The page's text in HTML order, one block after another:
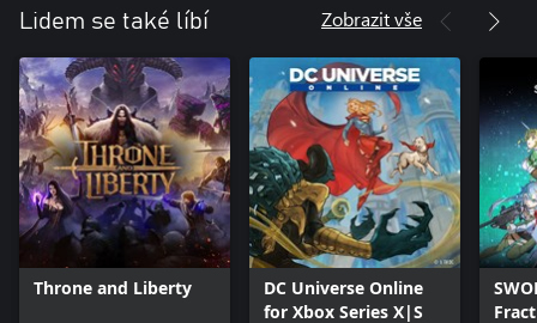
Lidem se také líbí Zobrazit vše
Throne and Liberty
DC Universe Online
for Xbox Series X|S